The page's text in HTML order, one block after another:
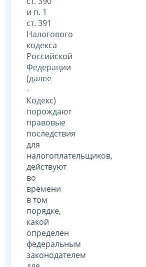
и п. 1
ст. 391
Налогового
кодекса
Российской
Федерации
(далее
-
Кодекс)
порождают
правовые
последствия
для
налогоплательщиков,
действуют
во
времени
в том
порядке,
какой
определен
федеральным
законодателем